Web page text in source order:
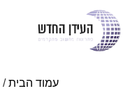
עמוד הבית/